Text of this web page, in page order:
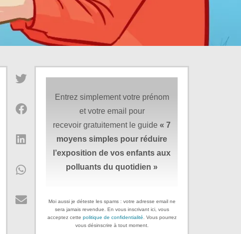
Entrez simplement votre prénom
et votre email pour
recevoir gratuitement le guide« 7
moyens simples pour réduire
l’exposition de vos enfants aux
polluants du quotidien »
Moi aussi je déteste les spams : votre adresse email ne
sera jamais revendue. En vous inscrivant ici, vous
acceptez cette politique de confidentialité . Vous pourrez
vous désinscrire à tout moment.